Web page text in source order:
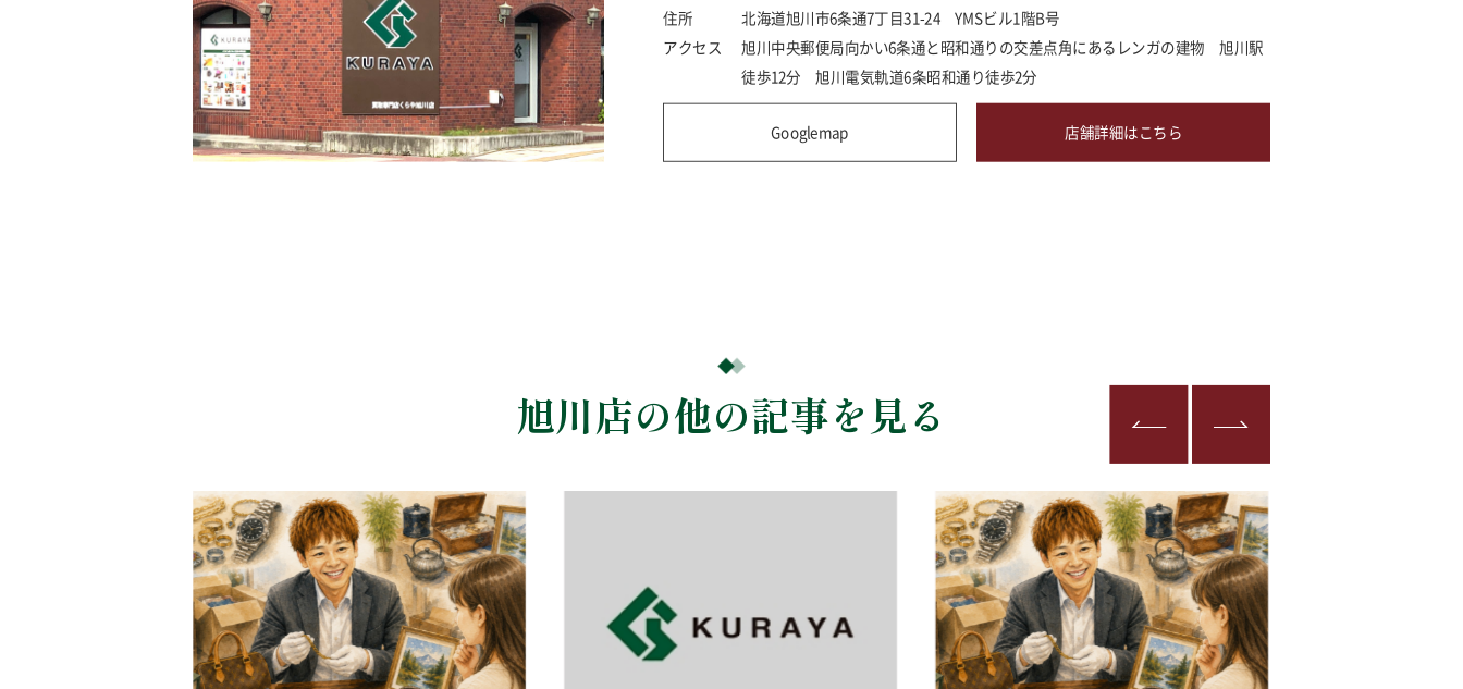
住所
北海道旭川市6条通7丁目31-24 YMSビル1階B号
アクセス
旭川中央郵便局向かい6条通と昭和通りの交差点角にあるレンガの建物 旭川駅
徒歩12分 旭川電気軌道6条昭和通り徒歩2分
Googlemap 店舗詳細はこちら
旭川店の他の記事を見る